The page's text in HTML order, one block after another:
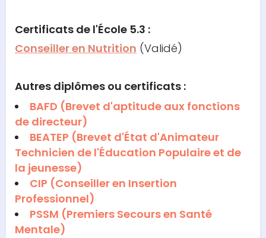
Certificats de l'École 5.3 :
Conseiller en Nutrition (Validé)
Autres diplômes ou certificats :
BAFD (Brevet d'aptitude aux fonctions
de directeur)
BEATEP (Brevet d'État d'Animateur
Technicien de l'Éducation Populaire et de
la jeunesse)
CIP (Conseiller en Insertion
Professionnel)
PSSM (Premiers Secours en Santé
Mentale)